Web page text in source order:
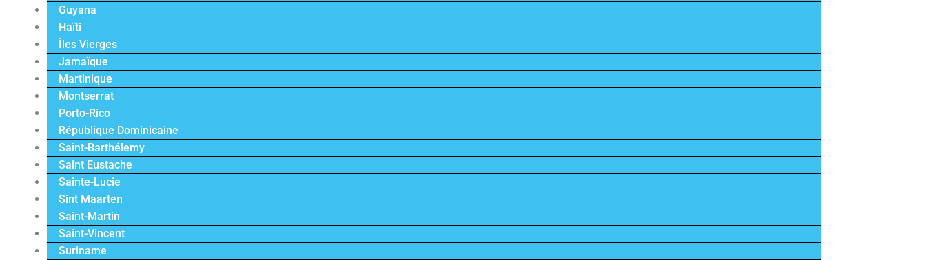
Guyana
Haïti
Îles Vierges
Jamaïque
Martinique
Montserrat
Porto-Rico
République Dominicaine
Saint-Barthélemy
Saint Eustache
Sainte-Lucie
Sint Maarten
Saint-Martin
Saint-Vincent
Suriname